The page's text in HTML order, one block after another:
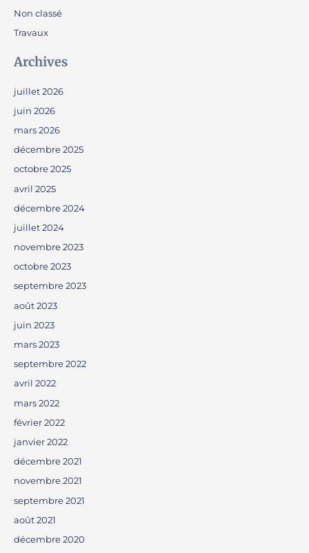
Non classé
Travaux
Archives
juillet 2026
juin 2026
mars 2026
décembre 2025
octobre 2025
avril 2025
décembre 2024
juillet 2024
novembre 2023
octobre 2023
septembre 2023
août 2023
juin 2023
mars 2023
septembre 2022
avril 2022
mars 2022
février 2022
janvier 2022
décembre 2021
novembre 2021
septembre 2021
août 2021
décembre 2020